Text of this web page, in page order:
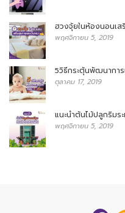
ฮวงจุ้ยในห้องนอนเส
พฤศจิกายน 5, 2019
5วิธีกระตุ้นพัฒนากา
ตุลาคม 17, 2019
แนะนำต้นไม้ปลูกริม
พฤศจิกายน 5, 2019